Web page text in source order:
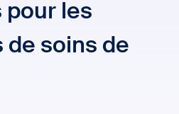
pour les
de soins de